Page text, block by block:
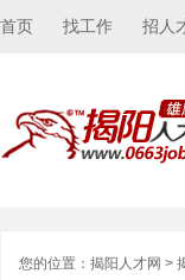
首页 找工作 招人
您的位置： 揭阳人才网 >